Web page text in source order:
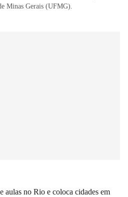
Minas Gerais (UFMG).
aulas no Rio e coloca cidades em